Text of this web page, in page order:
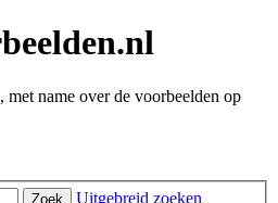
met name over de voorbeelden op
Zoek Uitgebreid zoeken